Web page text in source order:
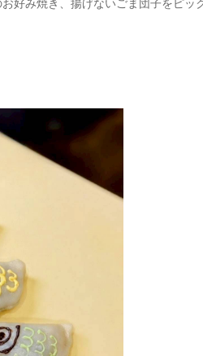
好み焼き、揚げないごま団子をピッ